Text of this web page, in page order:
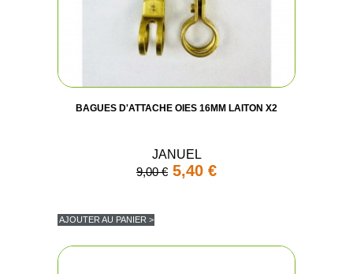
BAGUES D'ATTACHE OIES 16MM LAITON X2
JANUEL
9,00 € 5,40 €
AJOUTER AU PANIER >